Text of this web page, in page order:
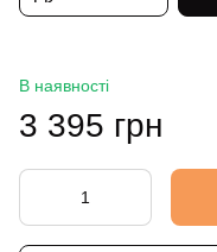
В наявності
3 395 грн